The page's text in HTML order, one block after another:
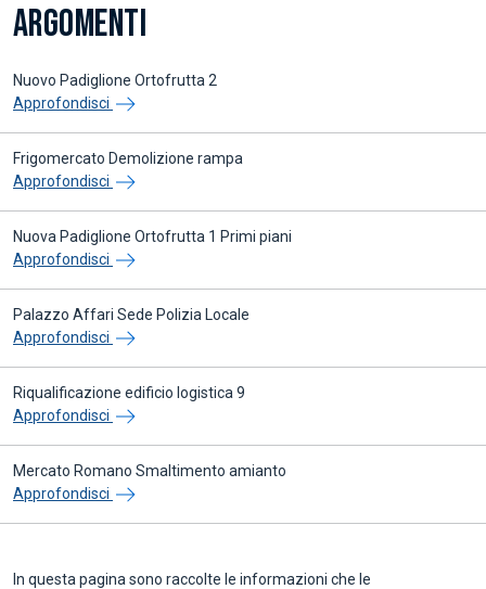
ARGOMENTI
Nuovo Padiglione Ortofrutta 2
Approfondisci
Frigomercato Demolizione rampa
Approfondisci
Nuova Padiglione Ortofrutta 1 Primi piani
Approfondisci
Palazzo Affari Sede Polizia Locale
Approfondisci
Riqualificazione edificio logistica 9
Approfondisci
Mercato Romano Smaltimento amianto
Approfondisci
In questa pagina sono raccolte le informazioni che le